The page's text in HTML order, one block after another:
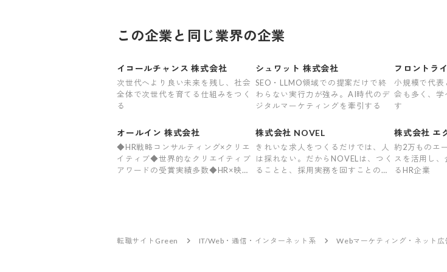
この企業と同じ業界の企業
イコールチャンス 株式会社
次世代へより良い未来を残し、社会
全体で次世代を育てる仕組みをつく
る
シュワット 株式会社
SEO・LLMO領域での提案だけで終
わらない実行力が強み。AI時代のデ
ジタルマーケティングを牽引する
フロントラ
小規模で代表
会も多く、学
す
オールイン 株式会社
◆HR戦略コンサルティング×クリエ
イティブ◆世界的なクリエイティブ
アワードの受賞実績多数◆HR×映画
株式会社 NOVEL
きれいな求人をつくるだけでは、人
は採れない。だからNOVELは、つく
ることと、採用実務を回すことの両
株式会社 エ
約2万ものエ
スを活用し、
るHR企業
転職サイトGreen IT/Web・通信・インターネット系 Webマーケティング・ネット広